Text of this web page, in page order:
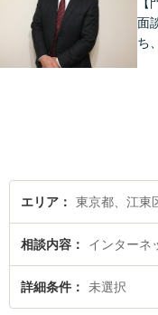
面
ち
エリア 東京都、江東
相談内容 インターネ
詳細条件 未選択